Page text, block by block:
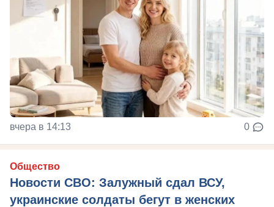
вчера в 14:13 0
Общество
Новости СВО: Залужный сдал ВСУ,
украинские солдаты бегут в женских